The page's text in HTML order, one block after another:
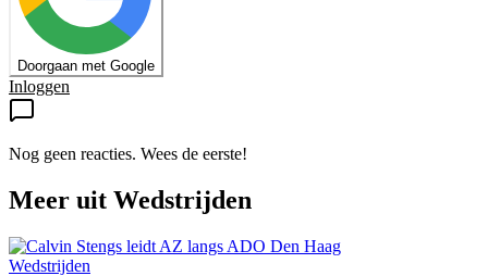
Doorgaan met Google
Inloggen
Nog geen reacties. Wees de eerste!
Meer uit Wedstrijden
Wedstrijden